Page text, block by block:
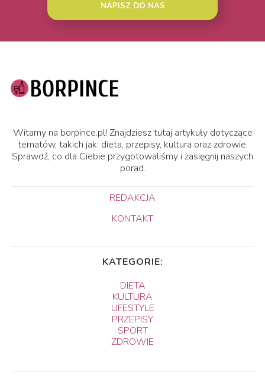
NAPISZ DO NAS
Witamy na borpince.pl! Znajdziesz tutaj artykuły dotyczące
tematów, takich jak: dieta, przepisy, kultura oraz zdrowie.
Sprawdź, co dla Ciebie przygotowaliśmy i zasięgnij naszych
porad.
REDAKCJA
KONTAKT
KATEGORIE:
DIETA
KULTURA
LIFESTYLE
PRZEPISY
SPORT
ZDROWIE